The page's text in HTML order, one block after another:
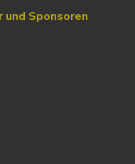
und Sponsoren